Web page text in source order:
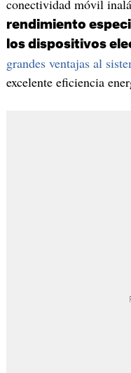
conectividad móvil
rendimiento
los dispositivos
grandes ventajas al
excelente eficiencia